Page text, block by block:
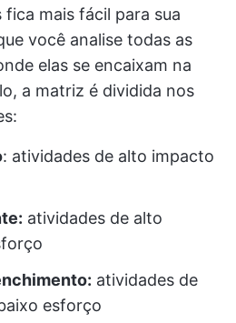
mais fácil para sua
você analise todas as
elas se encaixam na
a matriz é dividida nos
: atividades de alto impacto
atividades de alto
atividades de
esforço